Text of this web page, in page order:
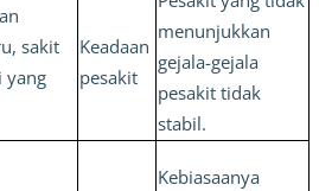
sakit
yang
Keadaan
pesakit
menunjukkan
gejala-gejala
pesakit tidak
stabil.
Kebiasaanya